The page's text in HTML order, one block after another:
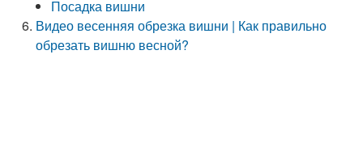
Посадка вишни
Видео весенняя обрезка вишни | Как правильно
обрезать вишню весной?